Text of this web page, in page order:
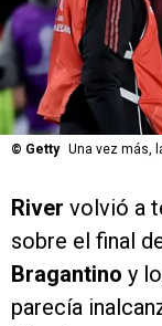
© Getty Una vez más,
River volvió a
sobre el final
Bragantino y
parecía